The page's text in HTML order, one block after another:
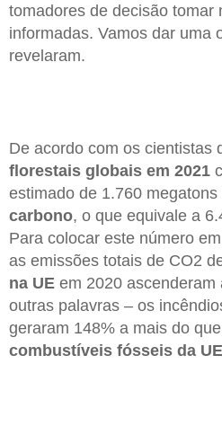
tomadores de decisão tomar
informadas. Vamos dar uma
revelaram.
De acordo com os cientistas
florestais globais em 2021
estimado de 1.760 megatons
carbono, o que equivale a
Para colocar este número
as emissões totais de CO2
na UE em 2020 ascenderam
outras palavras – os
geraram 148% a mais do
combustíveis fósseis da UE